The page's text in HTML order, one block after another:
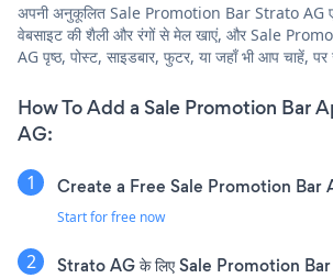
अपनी अनुकूलित Sale Promotion Bar Strato AG
वेबसाइट की शैली और रंगों से मेल खाएं, और Sale
AG पृष्ठ, पोस्ट, साइडबार, फुटर, या जहाँ भी आप चाहें,
How To Add a Sale Promotion Bar
AG:
Create a Free Sale Promotion Bar
Start for free now
Strato AG के लिए Sale Promotion Bar